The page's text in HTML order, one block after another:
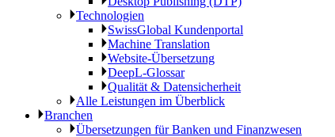
Technologien
SwissGlobal Kundenportal
Machine Translation
Website-Übersetzung
DeepL-Glossar
Qualität & Datensicherheit
Alle Leistungen im Überblick
Branchen
Übersetzungen für Banken und Finanzwesen